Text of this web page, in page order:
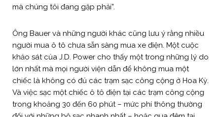
mà chúng tôi đang gặp phải”.
Ông Bauer và những người khác cũng lưu ý rằng nhiều
người mua ô tô chưa sẵn sàng mua xe điện. Một cuộc
khảo sát của J.D. Power cho thấy một trong những lý do
lớn nhất mà mọi người viện dẫn để không mua một
chiếc là không có đủ các trạm sạc công cộng ở Hoa Kỳ.
Và việc sạc một chiếc ô tô điện tại các trạm công cộng
trong khoảng 30 đến 60 phút – mức phí thông thường